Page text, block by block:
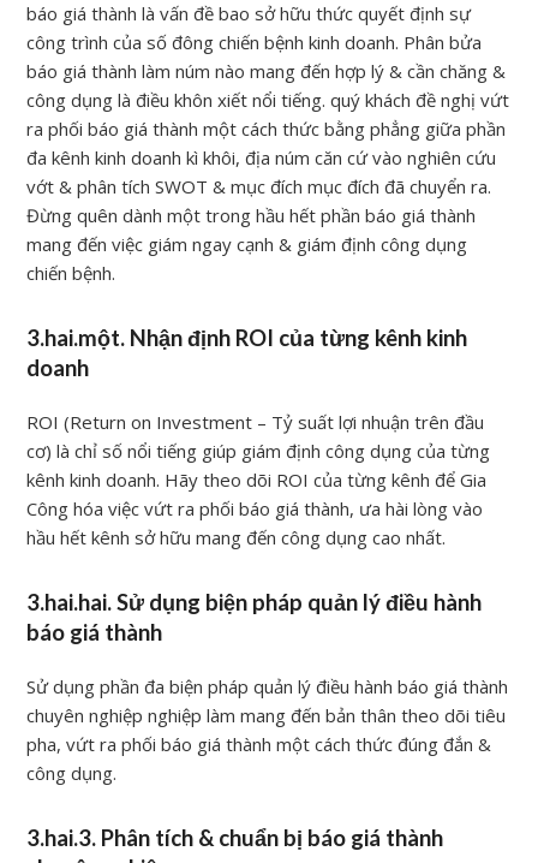
báo giá thành là vấn đề bao sở hữu thức quyết định sự
công trình của số đông chiến bệnh kinh doanh. Phân bửa
báo giá thành làm núm nào mang đến hợp lý & cần chăng &
công dụng là điều khôn xiết nổi tiếng. quý khách đề nghị vứt
ra phối báo giá thành một cách thức bằng phẳng giữa phần
đa kênh kinh doanh kì khôi, địa núm căn cứ vào nghiên cứu
vớt & phân tích SWOT & mục đích mục đích đã chuyển ra.
Đừng quên dành một trong hầu hết phần báo giá thành
mang đến việc giám ngay cạnh & giám định công dụng
chiến bệnh.
3.hai.một. Nhận định ROI của từng kênh kinh
doanh
ROI (Return on Investment – Tỷ suất lợi nhuận trên đầu
cơ) là chỉ số nổi tiếng giúp giám định công dụng của từng
kênh kinh doanh. Hãy theo dõi ROI của từng kênh để Gia
Công hóa việc vứt ra phối báo giá thành, ưa hài lòng vào
hầu hết kênh sở hữu mang đến công dụng cao nhất.
3.hai.hai. Sử dụng biện pháp quản lý điều hành
báo giá thành
Sử dụng phần đa biện pháp quản lý điều hành báo giá thành
chuyên nghiệp nghiệp làm mang đến bản thân theo dõi tiêu
pha, vứt ra phối báo giá thành một cách thức đúng đắn &
công dụng.
3.hai.3. Phân tích & chuẩn bị báo giá thành